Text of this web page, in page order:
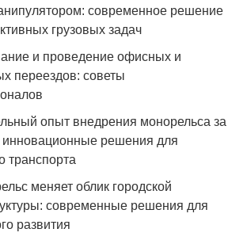
современное решение
грузовых задач
и проведение офисных и
переездов: советы
опыт внедрения монорельса за
инновационные решения для
транспорта
меняет облик городской
современные решения для
развития